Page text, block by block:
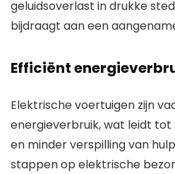
geluidsoverlast in drukke
bijdraagt aan een
Efficiënt
Elektrische voertuigen zijn
energieverbruik, wat leidt
en minder verspilling van
stappen op elektrische